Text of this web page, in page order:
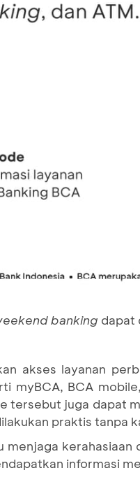
banking dapat
akses layanan
myBCA, BCA
tersebut juga dapat
praktis tanpa
menjaga
informasi